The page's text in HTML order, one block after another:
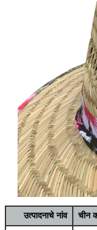
उत्पादनाचे नांव चीन